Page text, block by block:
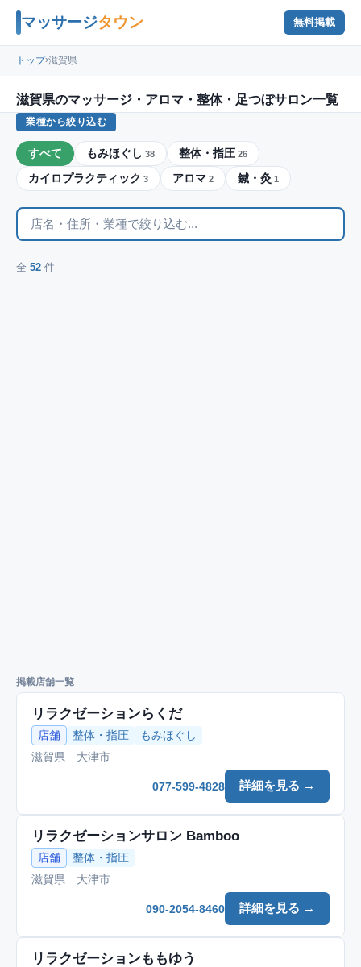
マッサージタウン 無料掲載
トップ›滋賀県
滋賀県のマッサージ・アロマ・整体・足つぼサロン一覧
業種から絞り込む
すべて もみほぐし 38 整体・指圧 26
カイロプラクティック 3 アロマ 2 鍼・灸 1
全 52 件
掲載店舗一覧
リラクゼーションらくだ
店舗 整体・指圧
もみほぐし
滋賀県 大津市
詳細を見る →
077-599-4828
リラクゼーションサロン Bamboo
店舗
整体・指圧
滋賀県 大津市
詳細を見る →
090-2054-8460
リラクゼーションももゆう